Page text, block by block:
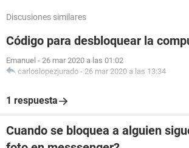
Discusiones similares
Código para desbloquear la
Emanuel - 26 mar 2020 a las 01:02
carloslopezjurado - 26 mar 2020 a las 13:34
1 respuesta
Cuando se bloquea a alguien